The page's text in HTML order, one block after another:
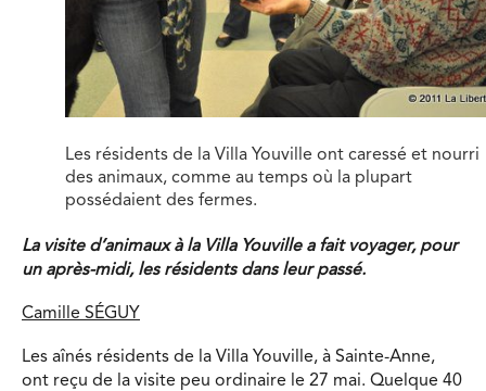
Les résidents de la Villa Youville ont caressé et nourri
des animaux, comme au temps où la plupart
possédaient des fermes.
La visite d’animaux à la Villa Youville a fait voyager, pour
un après-midi, les résidents dans leur passé.
Camille SÉGUY
Les aînés résidents de la Villa Youville, à Sainte-Anne,
ont reçu de la visite peu ordinaire le 27 mai. Quelque 40